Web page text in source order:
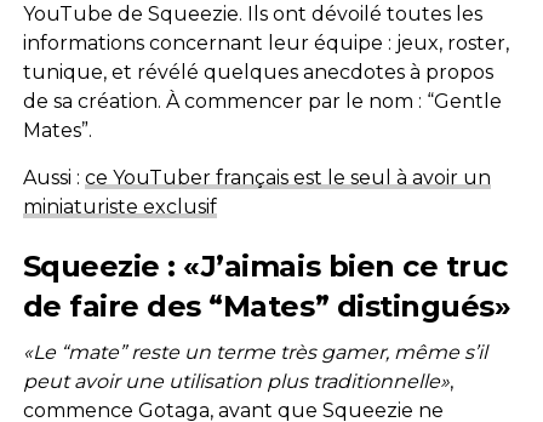
YouTube de Squeezie. Ils ont dévoilé toutes les
informations concernant leur équipe : jeux, roster,
tunique, et révélé quelques anecdotes à propos
de sa création. À commencer par le nom : “Gentle
Mates”.
Aussi : ce YouTuber français est le seul à avoir un
miniaturiste exclusif
Squeezie : «J’aimais bien ce truc
de faire des “Mates” distingués»
«Le “mate” reste un terme très gamer, même s’il
peut avoir une utilisation plus traditionnelle»,
commence Gotaga, avant que Squeezie ne